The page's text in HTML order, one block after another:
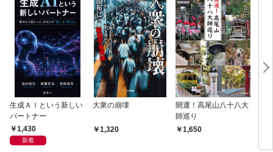
生成ＡＩという新しい
パートナー
1,430
新着
大衆の崩壊
1,320
開運！高尾山八十八大
師巡り
1,650